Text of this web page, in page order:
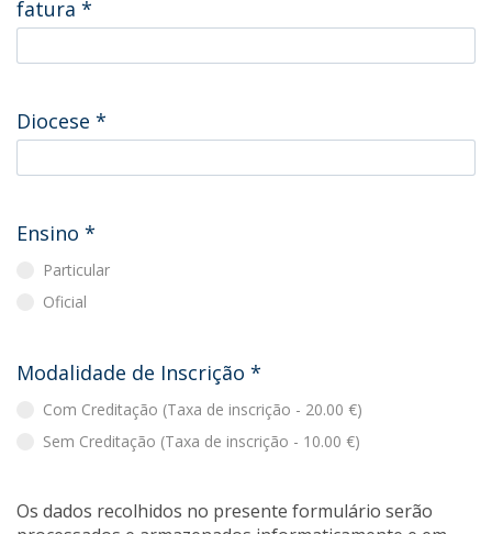
fatura *
Diocese *
Ensino *
Particular
Oficial
Modalidade de Inscrição *
Com Creditação (Taxa de inscrição - 20.00 €)
Sem Creditação (Taxa de inscrição - 10.00 €)
Os dados recolhidos no presente formulário serão